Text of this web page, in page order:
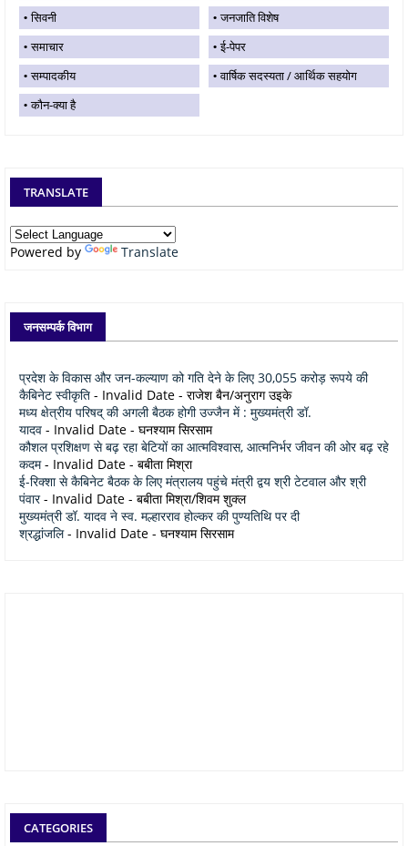
सिवनी
जनजाति विशेष
समाचार
ई-पेपर
सम्पादकीय
वार्षिक सदस्यता / आर्थिक सहयोग
कौन-क्या है
TRANSLATE
Powered by Translate
जनसम्पर्क विभाग
प्रदेश के विकास और जन-कल्याण को गति देने के लिए 30,055 करोड़ रूपये की
कैबिनेट स्वीकृति - Invalid Date - राजेश बैन/अनुराग उइके
मध्य क्षेत्रीय परिषद् की अगली बैठक होगी उज्जैन में : मुख्यमंत्री डॉ.
यादव - Invalid Date - घनश्याम सिरसाम
कौशल प्रशिक्षण से बढ़ रहा बेटियों का आत्मविश्वास, आत्मनिर्भर जीवन की ओर बढ़ रहे
कदम- Invalid Date - बबीता मिश्रा
ई-रिक्शा से कैबिनेट बैठक के लिए मंत्रालय पहुंचे मंत्री द्वय श्री टेटवाल और श्री
पंवार- Invalid Date - बबीता मिश्रा/शिवम शुक्ल
मुख्यमंत्री डॉ. यादव ने स्व. मल्हारराव होल्कर की पुण्यतिथि पर दी
श्रद्धांजलि- Invalid Date - घनश्याम सिरसाम
CATEGORIES